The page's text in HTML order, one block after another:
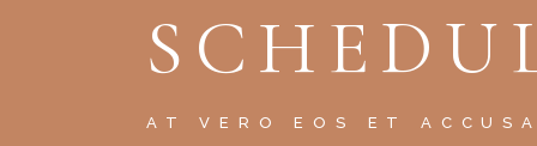
AT VERO EOS ET